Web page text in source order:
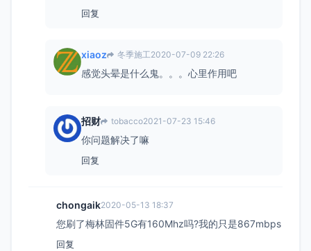
回复
xiaoz 冬季施工2020-07-09 22:26
感觉头晕是什么鬼。。。心里作用吧
招财 tobacco2021-07-23 15:46
你问题解决了嘛
回复
chongaik2020-05-13 18:37
您刷了梅林固件5G有160Mhz吗?我的只是867mbps
回复